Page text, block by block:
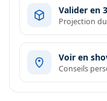
Valider en
Projection
Voir en
Conseils